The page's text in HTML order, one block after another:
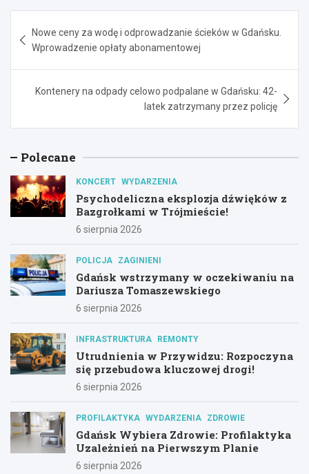
wpisu
Nowe ceny za wodę i odprowadzanie ścieków w Gdańsku.
Wprowadzenie opłaty abonamentowej
Kontenery na odpady celowo podpalane w Gdańsku: 42-
latek zatrzymany przez policję
Polecane
KONCERT WYDARZENIA
Psychodeliczna eksplozja dźwięków z
Bazgrołkami w Trójmieście!
6 sierpnia 2026
POLICJA ZAGINIENI
Gdańsk wstrzymany w oczekiwaniu na
Dariusza Tomaszewskiego
6 sierpnia 2026
INFRASTRUKTURA REMONTY
Utrudnienia w Przywidzu: Rozpoczyna
się przebudowa kluczowej drogi!
6 sierpnia 2026
PROFILAKTYKA WYDARZENIA ZDROWIE
Gdańsk Wybiera Zdrowie: Profilaktyka
Uzależnień na Pierwszym Planie
6 sierpnia 2026